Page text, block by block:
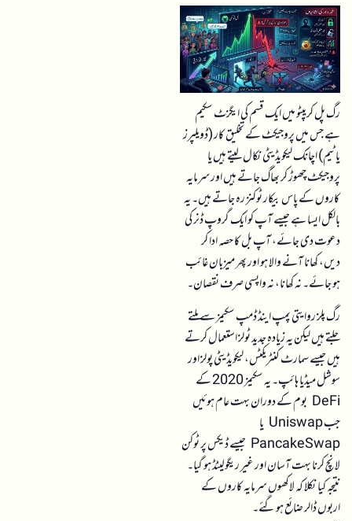
رگ پل کریپٹو میں ایک قسم کی ایگزٹ سکیم
ہے جس میں پروجیکٹ کے تخلیق کار (ڈویلپرز
یا ٹیم) اچانک لیکویڈیٹی نکال لیتے ہیں یا
پروجیکٹ چھوڑ کر بھاگ جاتے ہیں اور سرمایہ
کاروں کے پاس بیکار ٹوکنز رہ جاتے ہیں۔ یہ
بالکل ایسا ہے جیسے آپ کو ایک گروپ ڈنر کی
دعوت دی جائے، آپ بل کا حصہ ادا کر
دیں، کھانا آنے والا ہو اور پھر میزبان غائب
ہو جائے۔ نہ کھانا، نہ واپسی صرف نقصان۔
رگ پلز روایتی پمپ اینڈ ڈمپ سکیمز سے ملتے
جلتے ہیں لیکن یہ زیادہ جدید ٹولز استعمال کرتے
ہیں جیسے سمارٹ کنٹریکٹس، لیکویڈیٹی پولز اور
سوشل میڈیا ہائپ۔ یہ سکیمز 2020 کے
DeFi بوم کے دوران بہت عام ہوئیں
جب Uniswap یا
PancakeSwap جیسے ڈیکس پر ٹوکن
لانچ کرنا بہت آسان اور غیر ریگولیٹڈ ہو گیا۔
نتیجہ کیا نکلا کہ لاکھوں سرمایہ کاروں کے
اربوں ڈالر ضائع ہوگئے۔